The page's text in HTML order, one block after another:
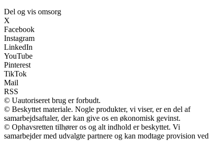
Del og vis omsorg
X
Facebook
Instagram
LinkedIn
YouTube
Pinterest
TikTok
Mail
RSS
© Uautoriseret brug er forbudt.
© Beskyttet materiale. Nogle produkter, vi viser, er en del af
samarbejdsaftaler, der kan give os en økonomisk gevinst.
© Ophavsretten tilhører os og alt indhold er beskyttet. Vi
samarbejder med udvalgte partnere og kan modtage provision ved